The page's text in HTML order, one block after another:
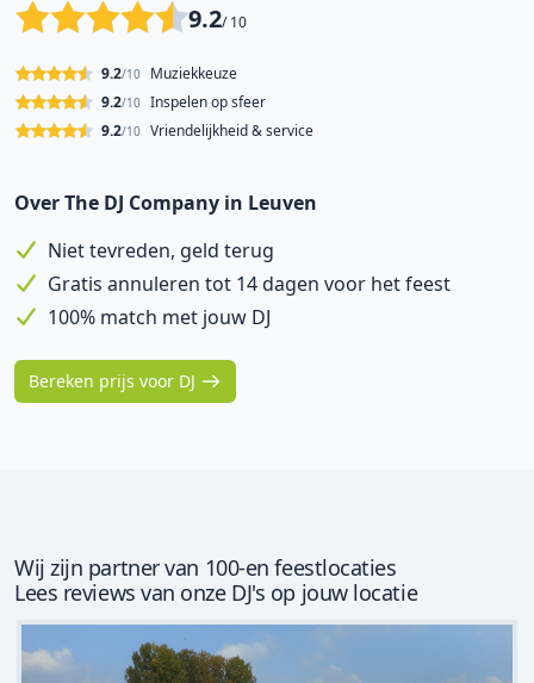
9.2/ 10
Muziekkeuze
9.2/10
Inspelen op sfeer
9.2/10
Vriendelijkheid & service
9.2/10
Over The DJ Company in Leuven
Niet tevreden, geld terug
Gratis annuleren tot 14 dagen voor het feest
100% match met jouw DJ
Bereken prijs voor DJ
Wij zijn partner van 100-en feestlocaties
Lees reviews van onze DJ's op jouw locatie